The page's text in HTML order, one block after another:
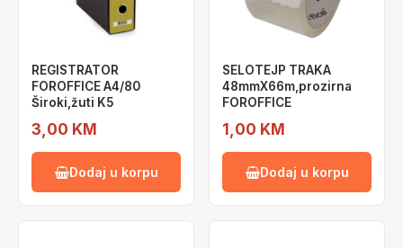
REGISTRATOR
FOROFFICE A4/80
Široki,žuti K5
3,00 KM
Dodaj u korpu
SELOTEJP TRAKA
48mmX66m,prozirna
FOROFFICE
1,00 KM
Dodaj u korpu